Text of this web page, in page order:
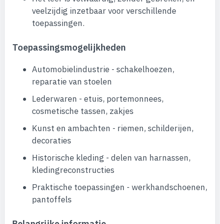
veelzijdig inzetbaar voor verschillende
toepassingen.
Toepassingsmogelijkheden
Automobielindustrie - schakelhoezen,
reparatie van stoelen
Lederwaren - etuis, portemonnees,
cosmetische tassen, zakjes
Kunst en ambachten - riemen, schilderijen,
decoraties
Historische kleding - delen van harnassen,
kledingreconstructies
Praktische toepassingen - werkhandschoenen,
pantoffels